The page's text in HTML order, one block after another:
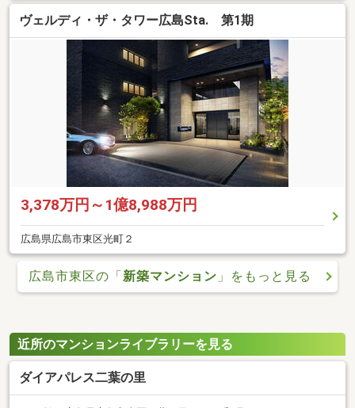
ヴェルディ・ザ・タワー広島Sta. 第1期
3,378万円～1億8,988万円
広島県広島市東区光町２
広島市東区の「新築マンション 」をもっと見る
近所のマンションライブラリーを見る
ダイアパレス二葉の里